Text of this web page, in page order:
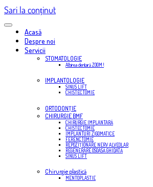
Sari la conținut
Acasă
Despre noi
Servicii
STOMATOLOGIE
Albirea dentară ZOOM !
IMPLANTOLOGIE
SINUS LIFT
CHISTECTOMIE
ORTODONŢIE
CHIRURGIE BMF
CHIRURGIE IMPLANTARĂ
CHISTECTOMIE
IMPLANTURI ZIGOMATICE
FERENCTOMIE
REPOZIŢIONARE NERV ALVEOLAR
REGENERARE OSOASĂ GHIDATĂ
SINUS LIFT
Chirurgie plastică
MENTOPLASTIE